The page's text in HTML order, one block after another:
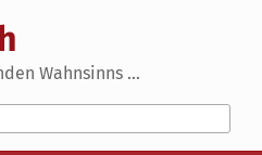
Wahnsinns ...